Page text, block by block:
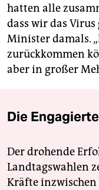
hatten alle
dass wir das
Minister damals.
zurückkommen
aber in großer
Die
Der drohende
Landtagswahlen
Kräfte inzwischen